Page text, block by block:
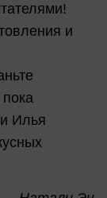
и
Илья